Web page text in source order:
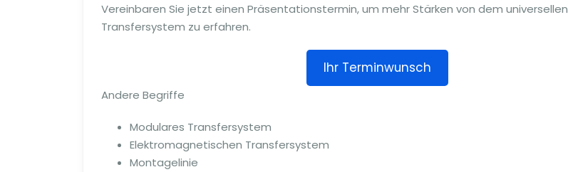
Vereinbaren Sie jetzt einen Präsentationstermin, um mehr Stärken von dem universellen
Transfersystem zu erfahren.
Ihr Terminwunsch
Andere Begriffe
Modulares Transfersystem
Elektromagnetischen Transfersystem
Montagelinie